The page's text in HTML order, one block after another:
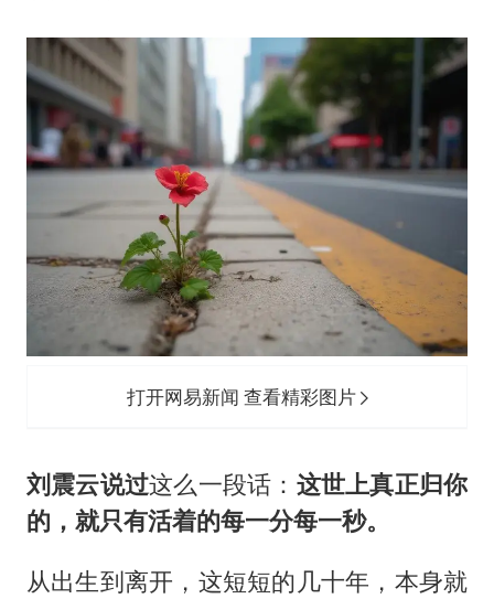
打开网易新闻 查看精彩图片
刘震云说过这么一段话： 这世上真正归你
的，就只有活着的每一分每一秒。
从出生到离开，这短短的几十年，本身就